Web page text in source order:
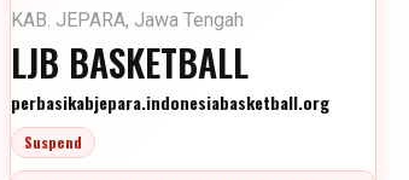
KAB. JEPARA, Jawa Tengah
LJB BASKETBALL
perbasikabjepara.indonesiabasketball.org
Suspend